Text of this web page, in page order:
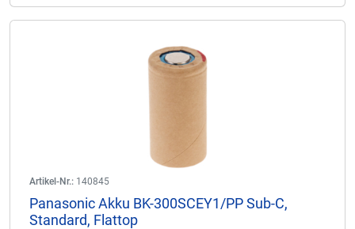
Artikel-Nr.: 140845
Panasonic Akku BK-300SCEY1/PP Sub-C,
Standard, Flattop